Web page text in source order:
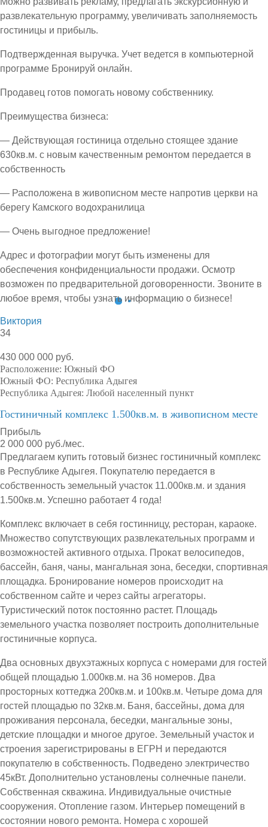
развлекательную программу, увеличивать заполняемость
гостиницы и прибыль.
Подтвержденная выручка. Учет ведется в компьютерной
программе Бронируй онлайн.
Продавец готов помогать новому собственнику.
Преимущества бизнеса:
— Действующая гостиница отдельно стоящее здание
630кв.м. с новым качественным ремонтом передается в
собственность
— Расположена в живописном месте напротив церкви на
берегу Камского водохранилица
— Очень выгодное предложение!
Адрес и фотографии могут быть изменены для
обеспечения конфиденциальности продажи. Осмотр
возможен по предварительной договоренности. Звоните в
любое время, чтобы узнать информацию о бизнесе!
Виктория
34
430 000 000 руб.
Расположение: Южный ФО
Южный ФО: Республика Адыгея
Республика Адыгея: Любой населенный пункт
Гостиничный комплекс 1.500кв.м. в живописном месте
Прибыль
2 000 000 руб./мес.
Предлагаем купить готовый бизнес гостиничный комплекс
в Республике Адыгея. Покупателю передается в
собственность земельный участок 11.000кв.м. и здания
1.500кв.м. Успешно работает 4 года!
Комплекс включает в себя гостинницу, ресторан, караоке.
Множество сопутствующих развлекательных программ и
возможностей активного отдыха. Прокат велосипедов,
бассейн, баня, чаны, мангальная зона, беседки, спортивная
площадка. Бронирование номеров происходит на
собственном сайте и через сайты агрегаторы.
Туристический поток постоянно растет. Площадь
земельного участка позволяет построить дополнительные
гостиничные корпуса.
Два основных двухэтажных корпуса с номерами для гостей
общей площадью 1.000кв.м. на 36 номеров. Два
просторных коттеджа 200кв.м. и 100кв.м. Четыре дома для
гостей площадью по 32кв.м. Баня, бассейны, дома для
проживания персонала, беседки, мангальные зоны,
детские площадки и многое другое. Земельный участок и
строения зарегистрированы в ЕГРН и передаются
покупателю в собственность. Подведено электричество
45кВт. Дополнительно установлены солнечные панели.
Собственная скважина. Индивидуальные очистные
сооружения. Отопление газом. Интерьер помещений в
состоянии нового ремонта. Номера с хорошей